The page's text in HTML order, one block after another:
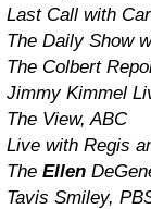
Last Call with
The Daily Show
The Colbert
Jimmy Kimmel
The View, ABC
Live with Regis
The Ellen
Tavis Smiley,